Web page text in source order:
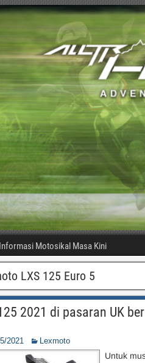
Informasi Motosikal Masa Kini
LXS 125 Euro 5
2021 di pasaran UK
2021 Lexmoto
Untuk